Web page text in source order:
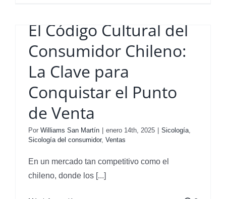
El Código Cultural del
Consumidor Chileno:
La Clave para
Conquistar el Punto
de Venta
Por Williams San Martín enero 14th, 2025 Sicología,
Sicología del consumidor, Ventas
En un mercado tan competitivo como el
chileno, donde los [...]